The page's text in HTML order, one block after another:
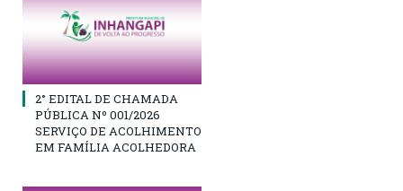
2° EDITAL DE CHAMADA
PÚBLICA Nº 001/2026
SERVIÇO DE ACOLHIMENTO
EM FAMÍLIA ACOLHEDORA